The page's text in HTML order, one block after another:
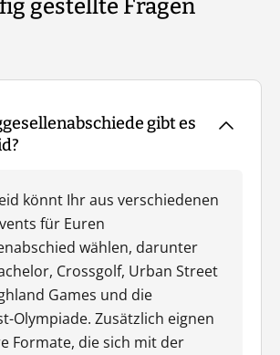
gestellte Fragen
gibt es
könnt Ihr aus verschiedenen
für Euren
wählen, darunter
Crossgolf, Urban Street
Games und die
Olympiade. Zusätzlich eignen
Formate, die sich mit der